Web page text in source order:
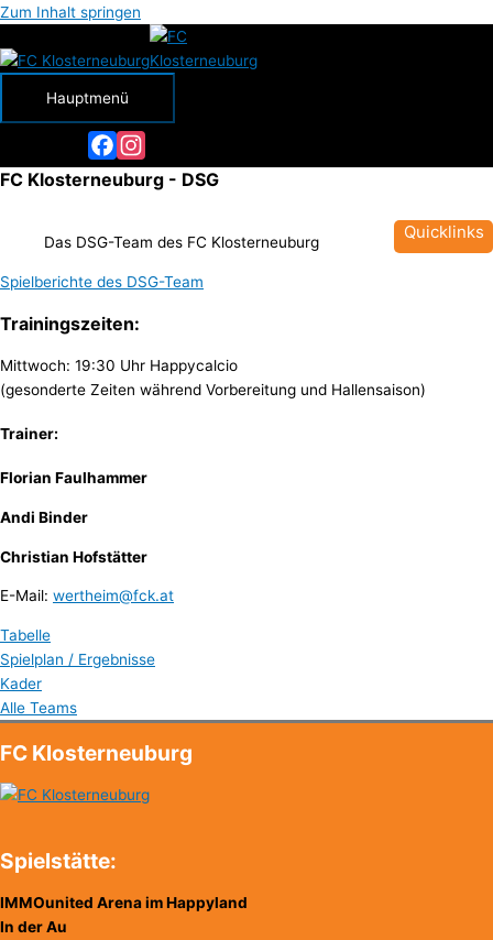
Zum Inhalt springen
Hauptmenü
Facebook
Instagram
FC Klosterneuburg - DSG
Das DSG-Team des FC Klosterneuburg
Spielberichte des DSG-Team
Trainingszeiten:
Mittwoch: 19:30 Uhr Happycalcio
(gesonderte Zeiten während Vorbereitung und Hallensaison)
Trainer:
Florian Faulhammer
Andi Binder
Christian Hofstätter
E-Mail: wertheim@fck.at
Tabelle
Spielplan / Ergebnisse
Kader
Alle Teams
FC Klosterneuburg
Spielstätte:
IMMOunited Arena im Happyland
In der Au
Quicklinks